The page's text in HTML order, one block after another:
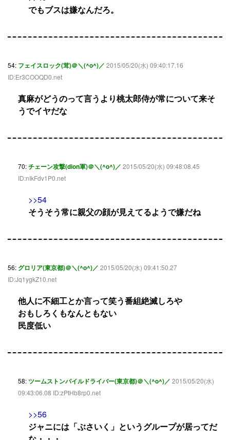
でもブスは嫌なんだろ。
54: フェイスロック(茸)＠＼(^o^)／ 2015/05/20(水) 09:40:17.16
ID:Er3COOQD0.net
真麻がどうのって言うより桃太郎侍が常について来そ
うでイヤだな
70:チェーン攻撃(dion軍)＠＼(^o^)／ 2015/05/20(水) 09:48:08.45
ID:nIkFdv1P0.net
>>54
そうそう常に親父の顔が見えてるようで嫌だね
56: グロリア(東京都)＠＼(^o^)／ 2015/05/20(水) 09:41:50.27
ID:Jq1ygkZ10.net
他人に不細工とか言って笑う番組絶滅しろや
おもしろくもなんともない
民度低い
58:ツームストンパイルドライバー(東京都)＠＼(^o^)／ 2015/05/20(水)
09:43:06.08 ID:zPtHb8rp0.net
>>56
ジャニには「ぶさいく」というグループが居ってだ